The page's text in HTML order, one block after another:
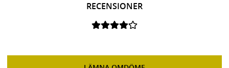
RECENSIONER